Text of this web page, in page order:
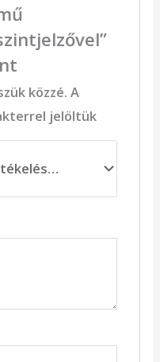
közzé. A
jelöltük